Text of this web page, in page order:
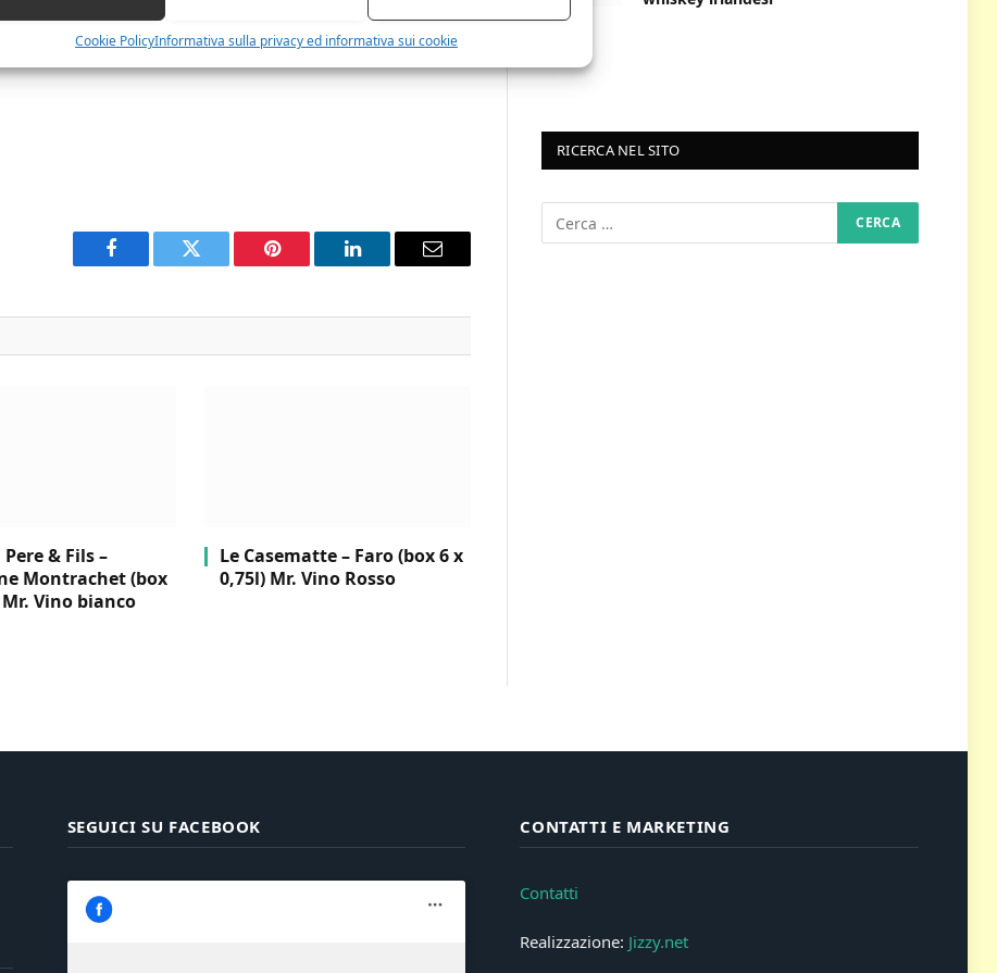
Cookie PolicyInformativa sulla privacy ed informativa sui cookie
Facebook Twitter Pinterest LinkedIn Email
& Fils –
Montrachet (box
Mr. Vino bianco
Le Casematte – Faro (box 6 x
0,75l) Mr. Vino Rosso
RICERCA NEL SITO
SEGUICI SU FACEBOOK CONTATTI E MARKETING
Contatti
Realizzazione: Jizzy.net